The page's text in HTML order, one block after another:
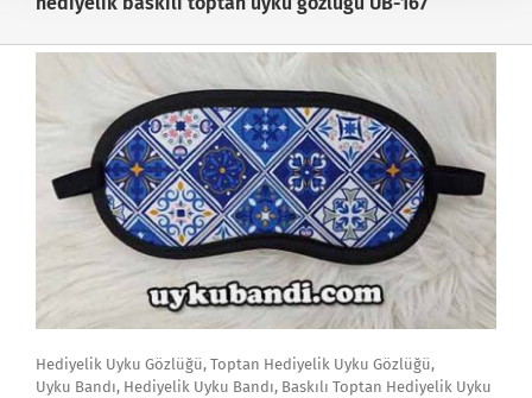
Hediyelik Uyku Gözlüğü, Toptan Hediyelik Uyku Gözlüğü,
Uyku Bandı, Hediyelik Uyku Bandı, Baskılı Toptan Hediyelik Uyku